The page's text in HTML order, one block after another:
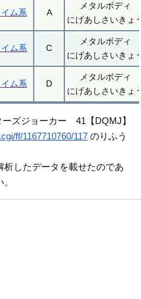
ム系 A
メタルボディ
にげあしさいきょ
ム系 C
メタルボディ
にげあしさいきょ
ム系 D
メタルボディ
にげあしさいきょ
ズジョーカー 41【DQMJ】
ff/1167710760/117 のりふう
したデータを載せたのであ